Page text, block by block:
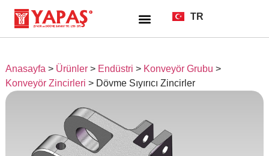
TR
EN
Anasayfa > Ürünler> Endüstri > Konveyör Grubu >
Konveyör Zincirleri > Dövme Sıyırıcı Zincirler